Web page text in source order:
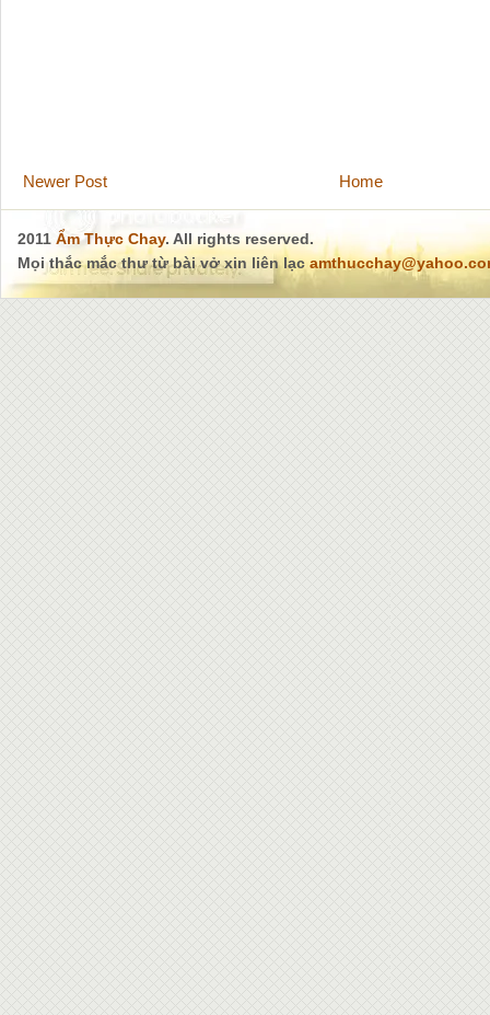
Newer Post Home
2011 Ẩm Thực Chay. All rights reserved.
Mọi thắc mắc thư từ bài vở xin liên lạc